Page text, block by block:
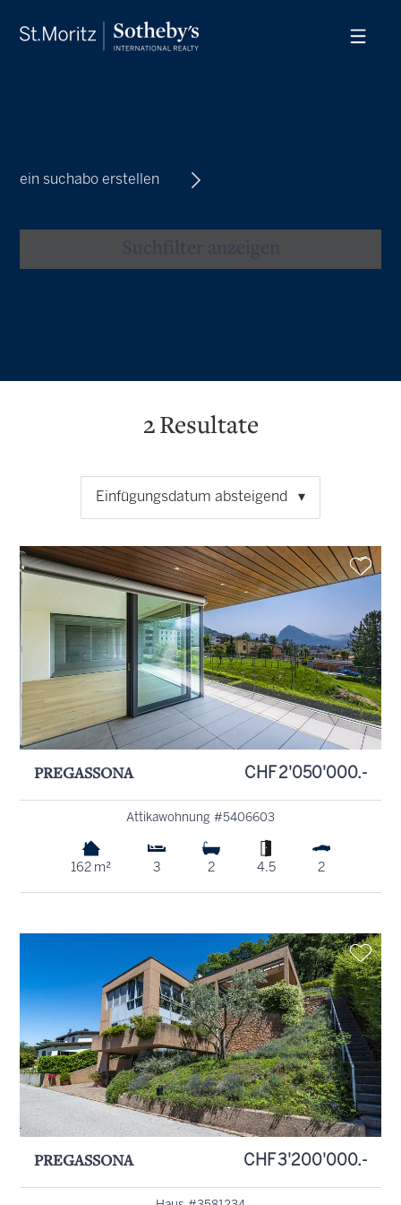
ein suchabo erstellen
2Resultate
Einfügungsdatum absteigend
PREGASSONA CHF 2'050'000.-
Attikawohnung #5406603
162 m² 3 2 4.5 2
PREGASSONA CHF 3'200'000.-